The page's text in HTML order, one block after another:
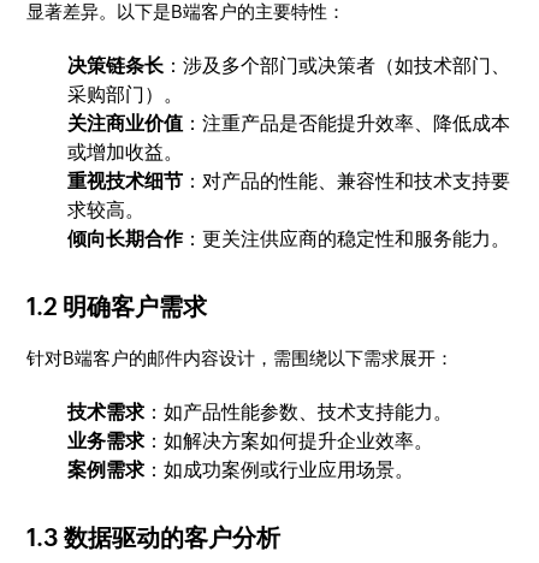
显著差异。以下是B端客户的主要特性：
决策链条长 ：涉及多个部门或决策者（如技术部门、
采购部门）。
关注商业价值 ：注重产品是否能提升效率、降低成本
或增加收益。
重视技术细节 ：对产品的性能、兼容性和技术支持要
求较高。
倾向长期合作：更关注供应商的稳定性和服务能力。
1.2 明确客户需求
针对B端客户的邮件内容设计，需围绕以下需求展开：
技术需求：如产品性能参数、技术支持能力。
业务需求：如解决方案如何提升企业效率。
案例需求：如成功案例或行业应用场景。
1.3 数据驱动的客户分析